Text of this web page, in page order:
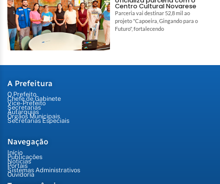
Centro Cultural Novarese
Parceria vai destinar 52,8 mil ao
projeto "Capoeira, Gingando para o
Futuro", fortalecendo
A Prefeitura
O Prefeito
Chefe de Gabinete
Vice-Prefeito
Secretarias
Autarquias
Órgãos Municipais
Secretarias Especiais
Navegação
Início
Publicações
Notícias
Portais
Sistemas Administrativos
Ouvidoria